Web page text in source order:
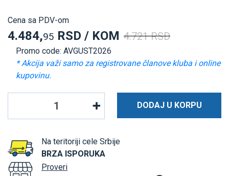
Cena sa PDV-om
4.484,95 RSD / KOM 4.721 RSD
Promo code: AVGUST2026
* Akcija važi samo za registrovane članove kluba i online
kupovinu.
DODAJ U KORPU
Na teritoriji cele Srbije
BRZA ISPORUKA
Proveri